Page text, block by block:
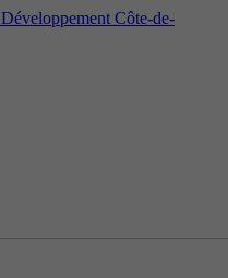
Développement Côte-de-